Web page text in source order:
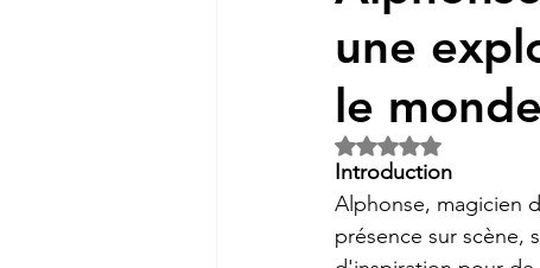
une
le
Noté NaN étoiles sur
Introduction
Alphonse, magicien
présence sur scène,